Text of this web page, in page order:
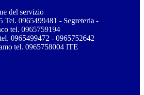
del servizio
Tel. 0965499481 - Segreteria -
tel. 0965759194
0965499472 - 0965752642
tel. 0965758004 ITE